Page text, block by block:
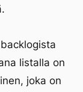
listalla on
joka on